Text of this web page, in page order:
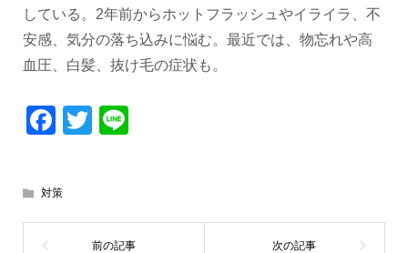
している。2年前からホットフラッシュやイライラ、不
安感、気分の落ち込みに悩む。最近では、物忘れや高
血圧、白髪、抜け毛の症状も。
Facebook
Twitter
対策